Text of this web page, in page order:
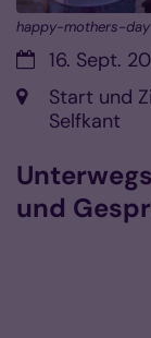
happy-mothers-
Datum:16. Sept.
Ort: Start und
Selfkant
und